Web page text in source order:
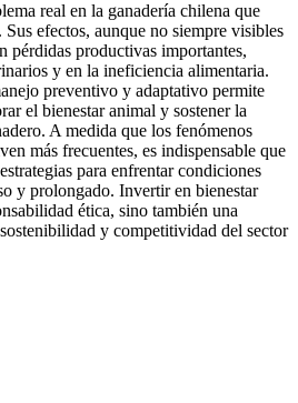
real en la ganadería chilena que
Sus efectos, aunque no siempre visibles
pérdidas productivas importantes,
y en la ineficiencia alimentaria.
preventivo y adaptativo permite
el bienestar animal y sostener la
A medida que los fenómenos
más frecuentes, es indispensable que
para enfrentar condiciones
y prolongado. Invertir en bienestar
ética, sino también una
y competitividad del sector